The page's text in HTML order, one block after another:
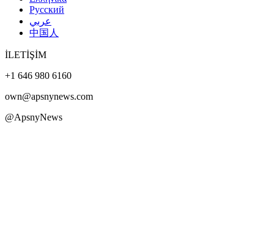
Русский
عربي
中国人
İLETİŞİM
+1 646 980 6160
own@apsnynews.com
@ApsnyNews